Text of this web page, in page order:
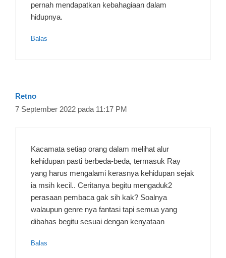
pernah mendapatkan kebahagiaan dalam
hidupnya.
Balas
Retno
7 September 2022 pada 11:17 PM
Kacamata setiap orang dalam melihat alur
kehidupan pasti berbeda-beda, termasuk Ray
yang harus mengalami kerasnya kehidupan sejak
ia msih kecil.. Ceritanya begitu mengaduk2
perasaan pembaca gak sih kak? Soalnya
walaupun genre nya fantasi tapi semua yang
dibahas begitu sesuai dengan kenyataan
Balas